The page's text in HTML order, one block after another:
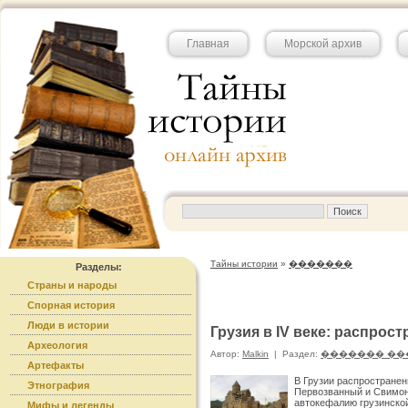
Главная Морской архив
Разделы:
Страны и народы
Спорная история
Люди в истории
Археология
Артефакты
Этнография
Мифы и легенды
Тайны истории » �������
Грузия в IV веке:
Автор: Malkin | Раздел: �������
В Грузии
Первозванный и
автокефалию